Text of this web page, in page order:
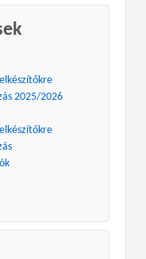
2025/2026